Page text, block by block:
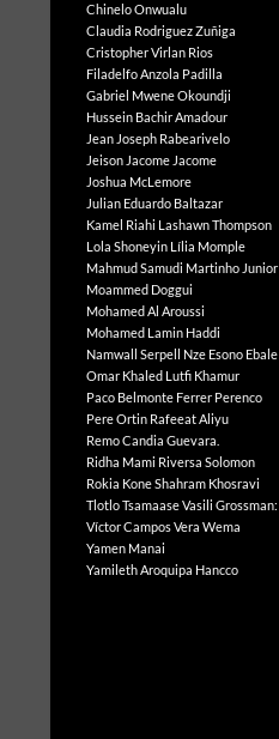
Chinelo Onwualu
Claudia Rodriguez Zuñiga
Cristopher Virlan Rios
Filadelfo Anzola Padilla
Gabriel Mwene Okoundji
Hussein Bachir Amadour
Jean Joseph Rabearivelo
Jeison Jacome Jacome
Joshua McLemore
Julian Eduardo Baltazar
Kamel Riahi Lashawn Thompson
Lola Shoneyin Lília Momple
Mahmud Samudi Martinho Junior
Moammed Doggui
Mohamed Al Aroussi
Mohamed Lamin Haddi
Namwall Serpell Nze Esono Ebale
Omar Khaled Lutfi Khamur
Paco Belmonte Ferrer Perenco
Pere Ortin Rafeeat Aliyu
Remo Candia Guevara.
Ridha Mami Riversa Solomon
Rokia KoneShahram Khosravi
Tlotlo TsamaaseVasili Grossman:
Víctor Campos Vera Wema
Yamen Manai
Yamileth Aroquipa Hancco